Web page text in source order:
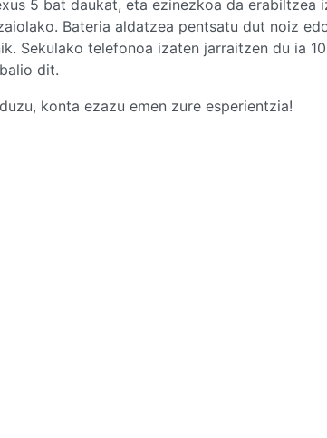
5 bat daukat, eta ezinezkoa da
Bateria aldatzea pentsatu dut noiz
Sekulako telefonoa izaten jarraitzen du ia
dit.
konta ezazu emen zure esperientzia!